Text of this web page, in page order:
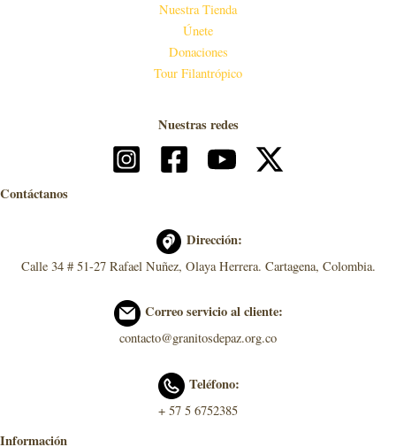
Nuestra Tienda
Únete
Donaciones
Tour Filantrópico
Nuestras redes
Contáctanos
Dirección:
Calle 34 # 51-27 Rafael Nuñez, Olaya Herrera. Cartagena, Colombia.
Correo servicio al cliente:
contacto@granitosdepaz.org.co
Teléfono:
+ 57 5 6752385
Información